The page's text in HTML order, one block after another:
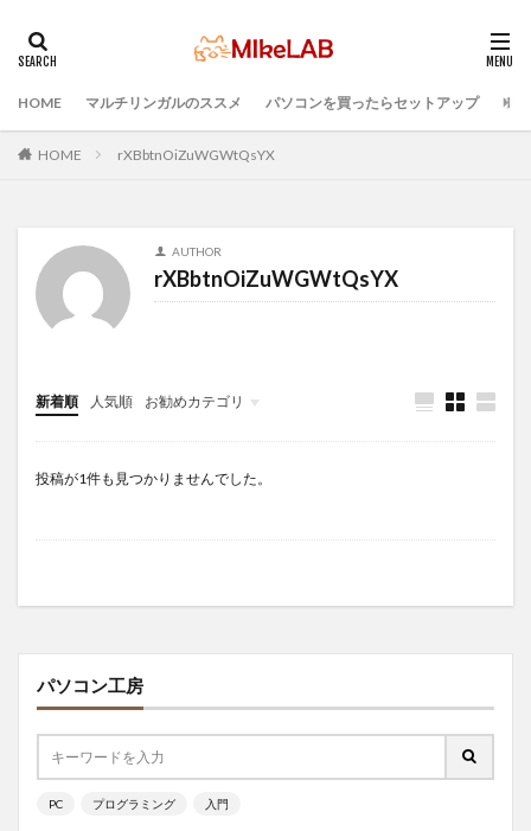
HOME マルチリンガルのススメ パソコンを買ったらセットアップ プ
HOME rXBbtnOiZuWGWtQsYX
AUTHOR
rXBbtnOiZuWGWtQsYX
新着順 人気順 お勧めカテゴリ
Infomation
投稿が1件も見つかりませんでした。
パソコン工房
PC プログラミング 入門
タグ
ブラインドタッチ PC選択
インストール
マルチリンガル
プログラミング言語